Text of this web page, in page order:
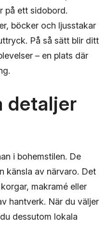
på ett sidobord.
böcker och ljusstakar
På så sätt blir ditt
– en plats där
detaljer
i bohemstilen. De
känsla av närvaro. Det
makramé eller
hantverk. När du väljer
dessutom lokala